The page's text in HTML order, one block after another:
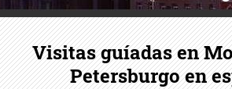
Visitas guíadas en
Petersburgo en